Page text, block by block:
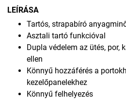
LEÍRÁSA
Tartós, strapabíró
Asztali tartó funkcióval
Dupla védelem az ütés, por,
ellen
Könnyű hozzáférés a
kezelőpanelekhez
Könnyű felhelyezés